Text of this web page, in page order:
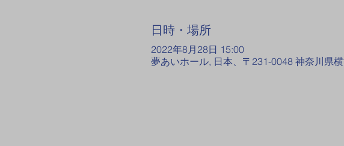
日時・場所
2022年8月28日 15:00
夢あいホール, 日本、〒231-0048 神奈川県